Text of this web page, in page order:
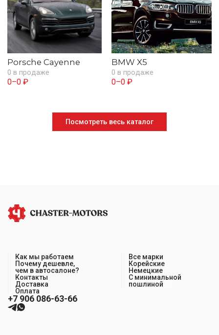
Porsche Cayenne
0 в продаже
0–0 ₽
BMW X5
0 в продаже
0–0 ₽
Посмотреть весь каталог
Как мы работаем
Почему дешевле,
чем в автосалоне?
Контакты
Доставка
Оплата
Все марки
Корейские
Немецкие
С минимальной
пошлиной
+7 906 086-63-66